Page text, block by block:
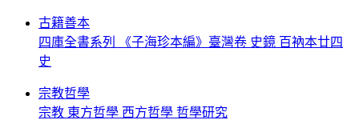
古籍善本
四庫全書系列
《子海珍本編》臺灣卷 史鏡 百衲本廿四
史
宗教哲學
宗教 東方哲學 西方哲學 哲學研究